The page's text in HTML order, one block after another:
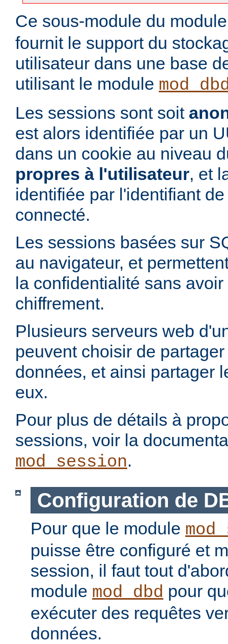
Ce sous-module du
fournit le support du
utilisateur dans une base
utilisant le module
Les sessions sont soit
est alors identifiée par un
dans un cookie au niveau
propres à l'utilisateur, et
identifiée par l'identifiant
connecté.
Les sessions basées sur
au navigateur, et
la confidentialité sans
chiffrement.
Plusieurs serveurs web
peuvent choisir de
données, et ainsi partager
eux.
Pour plus de détails à
sessions, voir la
mod_session.
Configuration de
Pour que le module
puisse être configuré et
session, il faut tout
module mod_dbd pour
exécuter des requêtes
données.